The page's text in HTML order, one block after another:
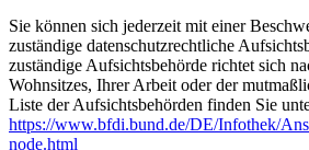
Sie können sich jederzeit mit einer
zuständige datenschutzrechtliche
zuständige Aufsichtsbehörde richtet sich
Wohnsitzes, Ihrer Arbeit oder der
Liste der Aufsichtsbehörden finden Sie
https://www.bfdi.bund.de/DE/Infothek/
node.html